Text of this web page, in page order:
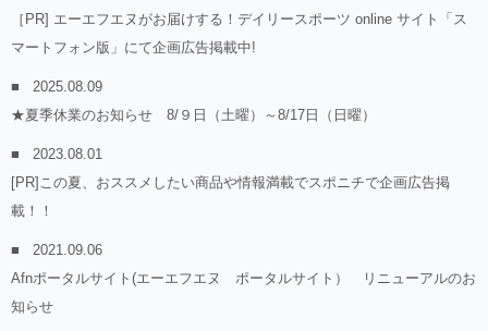
［PR] エーエフエヌがお届けする！デイリースポーツ online サイト「ス
マートフォン版」にて企画広告掲載中!
2025.08.09
★夏季休業のお知らせ 8/９日（土曜）～8/17日（日曜）
2023.08.01
[PR]この夏、おススメしたい商品や情報満載でスポニチで企画広告掲
載！！
2021.09.06
Afnポータルサイト(エーエフエヌ ポータルサイト） リニューアルのお
知らせ